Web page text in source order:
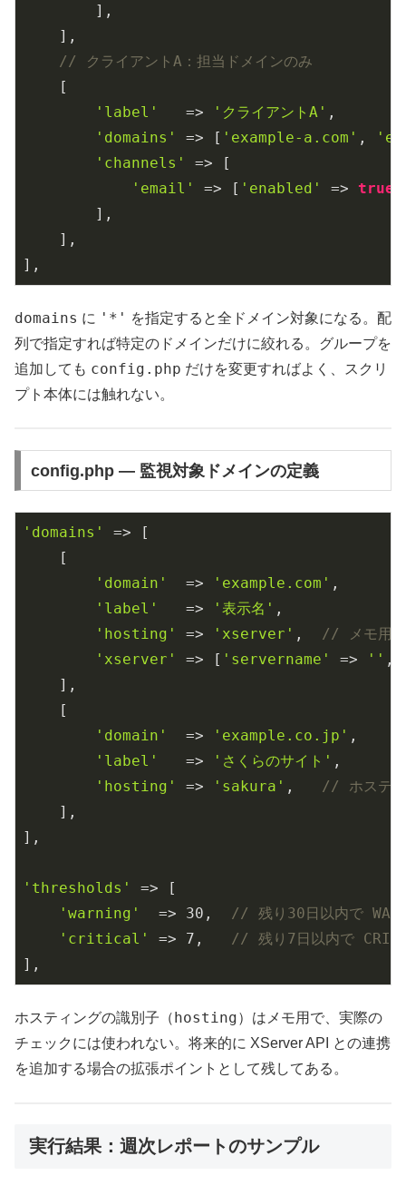
        ],
    ],
// クライアントA：担当ドメインのみ
    [
'label'
   =>
'クライアントA' ,
'domains'
=> [ 'example-a.com' ,
'channels'
=> [
'email'
=> [ 'enabled' => true
        ],
    ],
],
domains に '*' を指定すると全ドメイン対象になる。配
列で指定すれば特定のドメインだけに絞れる。グループを
追加しても config.php だけを変更すればよく、スクリ
プト本体には触れない。
config.php — 監視対象ドメインの定義
'domains'
=> [
    [
'domain'
  =>
'example.com' ,
'label'
   =>
'表示名' ,
'hosting'
=> 'xserver' , // メモ用。
'xserver'
=> [ 'servername' => '' ,
    ],
    [
'domain'
  =>
'example.co.jp' ,
'label'
   =>
'さくらのサイト' ,
'hosting'
=> 'sakura' , // ホスティ
    ],
],
'thresholds'
=> [
'warning'
  =>
30 , // 残り30日以内で
'critical'
=> 7 , // 残り7日以内で
],
ホスティングの識別子（ hosting）はメモ用で、実際の
チェックには使われない。将来的に XServer API との連携
を追加する場合の拡張ポイントとして残してある。
実行結果：週次レポートのサンプル